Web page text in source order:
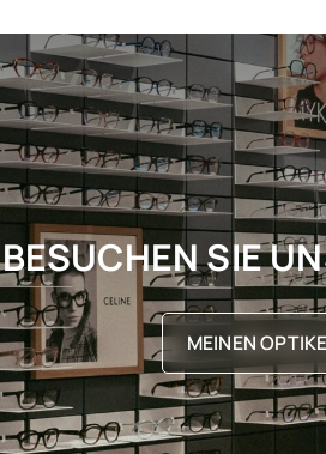
BESUCHEN SIE
MEINEN